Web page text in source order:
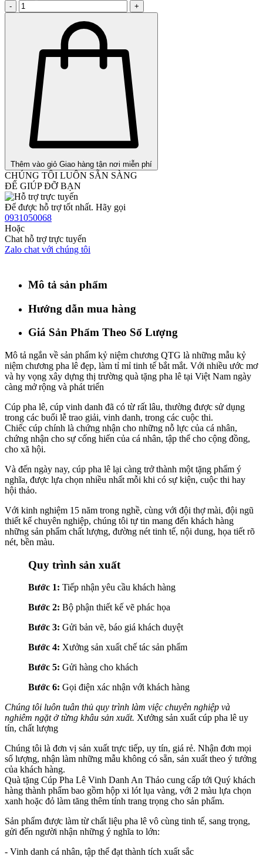
- +
Thêm vào giỏ Giao hàng tận nơi miễn phí
CHÚNG TÔI LUÔN SẴN SÀNG
ĐỂ GIÚP ĐỠ BẠN
Để được hỗ trợ tốt nhất. Hãy gọi
0931050068
Hoặc
Chat hỗ trợ trực tuyến
Zalo chat với chúng tôi
Mô tả sản phẩm
Hướng dẫn mua hàng
Giá Sản Phẩm Theo Số Lượng
Mô tả ngắn về sản phẩm kỷ niệm chương QTG là những mẫu kỷ
niệm chương pha lê đẹp, làm tỉ mỉ tinh tế bắt mắt. Với nhiều ước mơ
và hy vọng xây dựng thị trường quà tặng pha lê tại Việt Nam ngày
càng mở rộng và phát triển
Cúp pha lê, cúp vinh danh đã có từ rất lâu, thường được sử dụng
trong các buổi lễ trao giải, vinh danh, trong các cuộc thi.
Chiếc cúp chính là chứng nhận cho những nỗ lực của cá nhân,
chứng nhận cho sự cống hiến của cá nhân, tập thể cho cộng đồng,
cho xã hội.
Và đến ngày nay, cúp pha lê lại càng trở thành một tặng phẩm ý
nghĩa, được lựa chọn nhiều nhất mỗi khi có sự kiện, cuộc thi hay
hội thảo.
Với kinh nghiệm 15 năm trong nghề, cùng với đội thợ mài, đội ngũ
thiết kế chuyên nghiệp, chúng tôi tự tin mang đến khách hàng
những sản phẩm chất lượng, đường nét tinh tế, nội dung, họa tiết rõ
nét, bền màu.
Quy trình sản xuất
Bước 1: Tiếp nhận yêu cầu khách hàng
Bước 2: Bộ phận thiết kế vẽ phác họa
Bước 3: Gửi bản vẽ, báo giá khách duyệt
Bước 4: Xưởng sản xuất chế tác sản phẩm
Bước 5: Gửi hàng cho khách
Bước 6: Gọi điện xác nhận với khách hàng
Chúng tôi luôn tuân thủ quy trình làm việc chuyên nghiệp và
nghiêm ngặt ở từng khâu sản xuất. Xưởng sản xuất cúp pha lê uy
tín, chất lượng
Chúng tôi là đơn vị sản xuất trực tiếp, uy tín, giá rẻ. Nhận đơn mọi
số lượng, nhận làm những mẫu không có sẵn, sản xuất theo ý tưởng
của khách hàng.
Quà tặng Cúp Pha Lê Vinh Danh An Thảo cung cấp tới Quý khách
hàng thành phẩm bao gồm hộp xi lót lụa vàng, với 2 màu lựa chọn
xanh hoặc đỏ làm tăng thêm tính trang trọng cho sản phẩm.
Sản phẩm được làm từ chất liệu pha lê vô cùng tinh tế, sang trọng,
gửi đến người nhận những ý nghĩa to lớn:
- Vinh danh cá nhân, tập thể đạt thành tích xuất sắc